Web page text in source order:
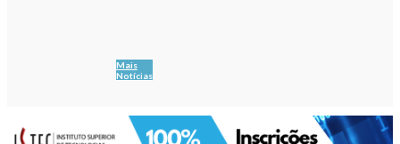
Mais
Notícias